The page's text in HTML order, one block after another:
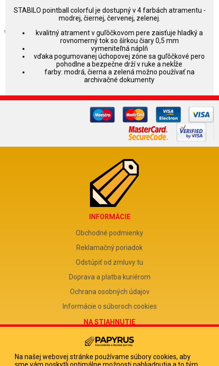
STABILO pointball colorful je dostupný v 4 farbách atramentu -
modrej, čiernej, červenej, zelenej.
kvalitný atrament v guľôčkovom pere zaisťuje hladký a
rovnomerný tok so šírkou čiary 0,5 mm
vymeniteľná náplň
vďaka pogumovanej úchopovej zóne sa guľôčkové pero
pohodlne a bezpečne drží v ruke a nekĺže
farby: modrá, čierna a zelená možno používať na
archivačné dokumenty
INFORMÁCIE
Obchodné podmienky
Reklamačný poriadok
Odstúpiť od zmluvy tu
Doprava a platba kuriérom
Ochrana osobných údajov
Informácie o súboroch cookies
NA STIAHNUTIE
Reklamačný formulár
Odstúpenie od zmluvy
Na našej webovej stránke používame súbory cookies, aby